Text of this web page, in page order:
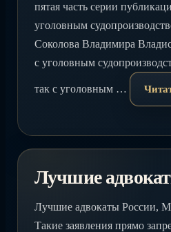
пятая часть серии
уголовным
Соколова Владимира
с уголовным
так с уголовным …
Лучшие
Лучшие адвокаты России,
Такие заявления прямо